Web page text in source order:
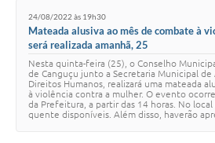
24/08/2022 às 19h30
Mateada alusiva ao mês de combate à
será realizada amanhã, 25
Nesta quinta-feira (25), o Conselho
de Canguçu junto a Secretaria Municipal de
Direitos Humanos, realizará uma mateada
à violência contra a mulher. O evento
da Prefeitura, a partir das 14 horas. No
quente disponíveis. Além disso, haverão